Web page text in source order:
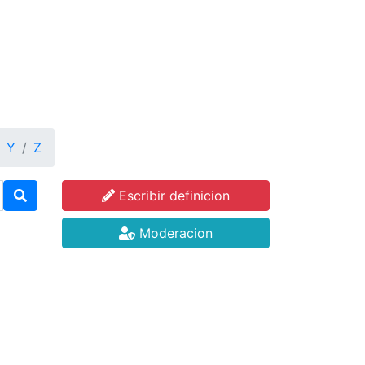
Y Z
Escribir definicion
Moderacion